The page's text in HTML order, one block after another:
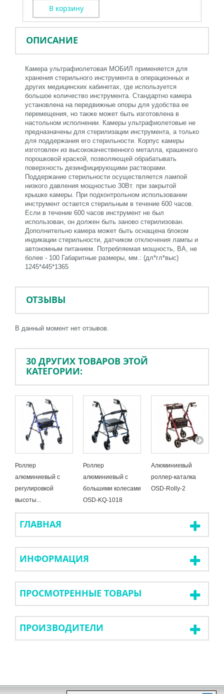
В корзину
ОПИСАНИЕ
Камера ультрафиолетовая МОБИЛ применяется для
хранения стерильного инструмента в операционных и
других медицинских кабинетах, где используется
большое количество инструмента. Стандартно камера
установлена на передвижные опоры для удобства ее
перемещения, но также может быть изготовлена в
настольном исполнении. Камеры ультрафиолетовые не
предназначены для стерилизации инструмента, а только
для поддержания его стерильности. Корпус камеры
изготовлен из высококачественного металла, крашеного
порошковой краской, позволяющей обрабатывать
поверхность дезинфицирующими растворами.
Поддержание стерильности осуществляется лампой
низкого давления мощностью 30Вт. при закрытой
крышке камеры. При подконтрольном использовании
инструмент остается стерильным в течение 600 часов.
Если в течение 600 часов инструмент не был
использован, он должен быть заново стерилизован.
Дополнительно камера может быть оснащена блоком
индикации стерильности, датчиком отключения лампы и
автономным питанием. Потребляемая мощность, ВА, не
более - 100 Габаритные размеры, мм.: (дл*гл*выс)
1245*445*1365
ОТЗЫВЫ
В данный момент нет отзывов.
30 ДРУГИХ ТОВАРОВ ЭТОЙ
КАТЕГОРИИ:
Роллер
алюминиевый с
регулировкой
высоты...
Роллер
алюминиевый с
большими колесами
OSD-KQ-1018
Алюминиевый
роллер-каталка
OSD-Rolly-2
ГЛАВНАЯ
ИНФОРМАЦИЯ
ПРОСМОТРЕННЫЕ ТОВАРЫ
ПРОИЗВОДИТЕЛИ